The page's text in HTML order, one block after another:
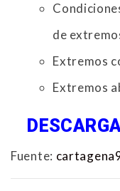
de
Extremos
Extremos
Fuente: